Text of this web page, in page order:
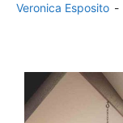
Veronica Esposito -